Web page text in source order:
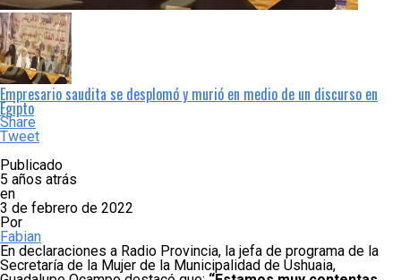
Empresario saudita se desplomó y murió en medio de un discurso en
Egipto
Share
Tweet
Publicado
5 años atrás
en
3 de febrero de 2022
Por
Fabian
En declaraciones a Radio Provincia, la jefa de programa de la
Secretaría de la Mujer de la Municipalidad de Ushuaia,